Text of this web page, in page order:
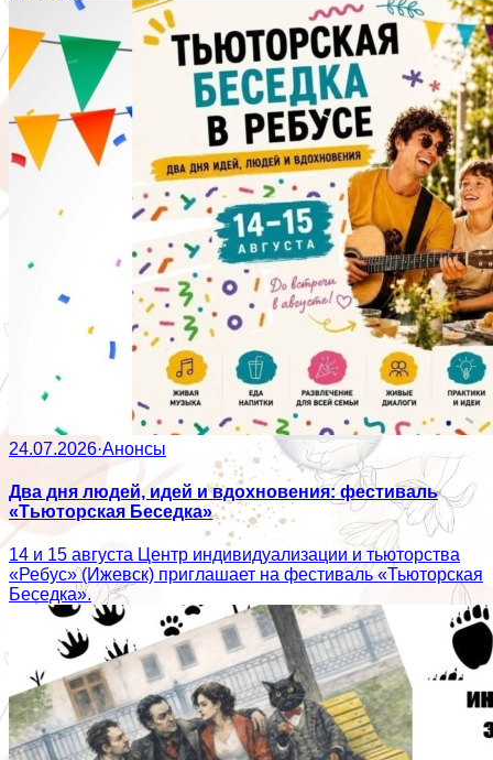
24.07.2026·Анонсы
Два дня людей, идей и вдохновения: фестиваль
«Тьюторская Беседка»
14 и 15 августа Центр индивидуализации и тьюторства
«Ребус» (Ижевск) приглашает на фестиваль «Тьюторская
Беседка».